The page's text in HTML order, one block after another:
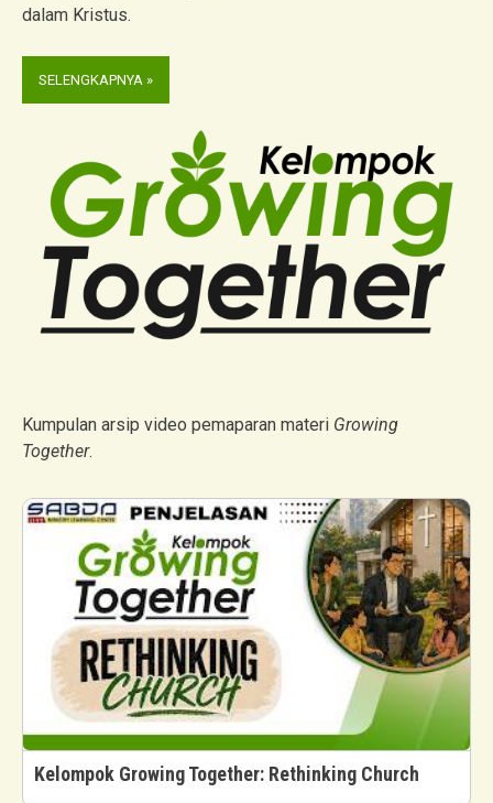
dalam Kristus.
SELENGKAPNYA »
Kumpulan arsip video pemaparan materi Growing
Together.
Kelompok Growing Together: Rethinking Church